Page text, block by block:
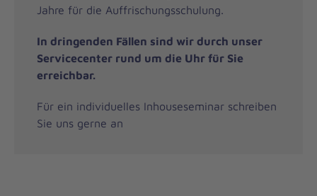
Jahre für die Auffrischungsschulung.
In dringenden Fällen sind wir durch unser
Servicecenter rund um die Uhr für Sie
erreichbar.
Für ein individuelles Inhouseseminar schreiben
Sie uns gerne an